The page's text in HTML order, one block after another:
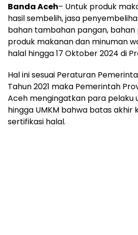
Banda Aceh– Untuk produk
hasil sembelih, jasa
bahan tambahan pangan, bahan
produk makanan dan minuman
halal hingga 17 Oktober 2024 di
Hal ini sesuai Peraturan
Tahun 2021 maka Pemerintah
Aceh mengingatkan para pelaku
hingga UMKM bahwa batas akhir
sertifikasi halal.